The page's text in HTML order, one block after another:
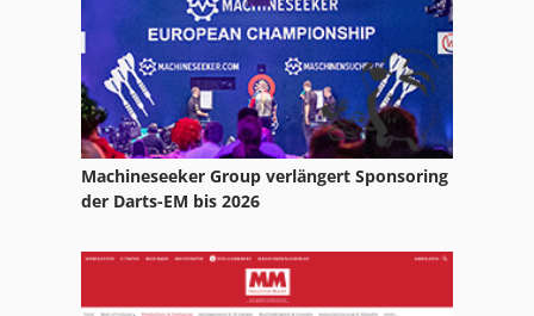
Machineseeker Group verlängert Sponsoring
der Darts-EM bis 2026